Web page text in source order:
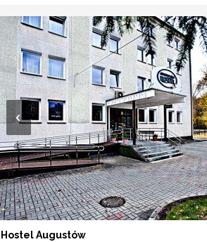
Hostel Augustów